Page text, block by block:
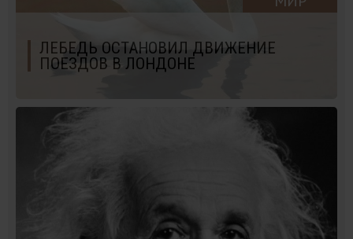
ЛЕБЕДЬ ОСТАНОВИЛ ДВИЖЕНИЕ
ПОЕЗДОВ В ЛОНДОНЕ